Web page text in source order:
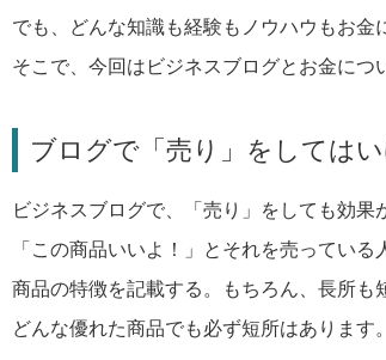
でも、どんな知識も経験もノウハウもお金
そこで、今回はビジネスブログとお金につ
ブログで「売り」をしてはい
ビジネスブログで、「売り」をしても効果
「この商品いいよ！」とそれを売ってい
商品の特徴を記載する。もちろん、長所も
どんな優れた商品でも必ず短所はあります。